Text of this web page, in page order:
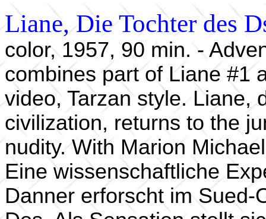
Liane, Die Tochter des
color, 1957, 90 min. -
combines part of Liane #1
video, Tarzan style. Liane,
civilization, returns to the
nudity. With Marion
Eine wissenschaftliche
Danner erforscht im